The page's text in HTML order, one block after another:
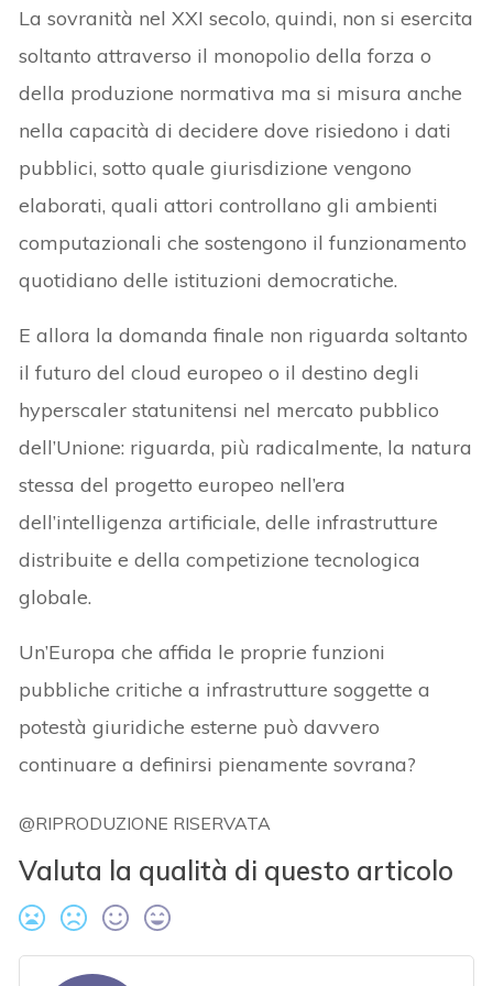
La sovranità nel XXI secolo, quindi, non si esercita
soltanto attraverso il monopolio della forza o
della produzione normativa ma si misura anche
nella capacità di decidere dove risiedono i dati
pubblici, sotto quale giurisdizione vengono
elaborati, quali attori controllano gli ambienti
computazionali che sostengono il funzionamento
quotidiano delle istituzioni democratiche.
E allora la domanda finale non riguarda soltanto
il futuro del cloud europeo o il destino degli
hyperscaler statunitensi nel mercato pubblico
dell’Unione: riguarda, più radicalmente, la natura
stessa del progetto europeo nell’era
dell’intelligenza artificiale, delle infrastrutture
distribuite e della competizione tecnologica
globale.
Un’Europa che affida le proprie funzioni
pubbliche critiche a infrastrutture soggette a
potestà giuridiche esterne può davvero
continuare a definirsi pienamente sovrana?
@RIPRODUZIONE RISERVATA
Valuta la qualità di questo articolo